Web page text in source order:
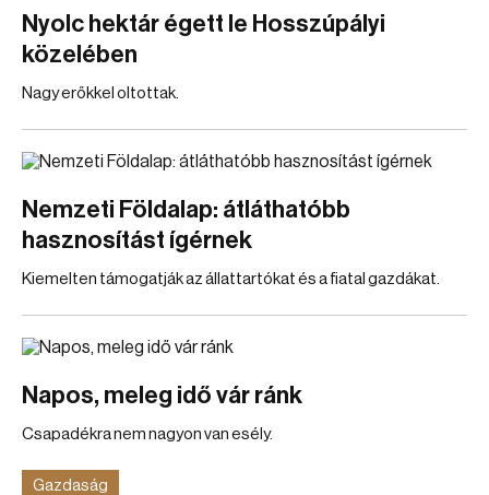
Nyolc hektár égett le Hosszúpályi
közelében
Nagy erőkkel oltottak.
Nemzeti Földalap: átláthatóbb
hasznosítást ígérnek
Kiemelten támogatják az állattartókat és a fiatal gazdákat.
Napos, meleg idő vár ránk
Csapadékra nem nagyon van esély.
Gazdaság